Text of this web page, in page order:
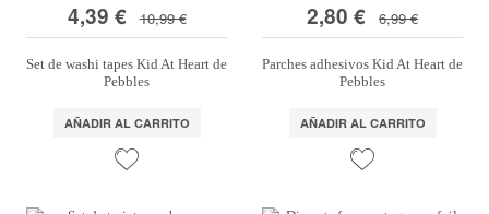
Iniciar sesión/Regístrate
4,39 € 10,99 €
Set de washi tapes Kid At Heart de
Pebbles
AÑADIR AL CARRITO
2,80 € 6,99 €
Parches adhesivos Kid At Heart de
Pebbles
AÑADIR AL CARRITO